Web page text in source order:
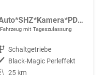
Selection 1.5 TSI Android Auto*SHZ*Kamera*PDC v/h*Klimaauto*SUNSET*LED
Fahrzeug mit Tageszulassung
Getriebe Schaltgetriebe
Außenfarbe Black-Magic Perleffekt
Kilometerstand 25 km